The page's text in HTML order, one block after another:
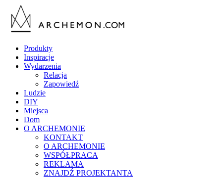
Produkty
Inspiracje
Wydarzenia
Relacja
Zapowiedź
Ludzie
DIY
Miejsca
Dom
O ARCHEMONIE
KONTAKT
O ARCHEMONIE
WSPÓŁPRACA
REKLAMA
ZNAJDŹ PROJEKTANTA